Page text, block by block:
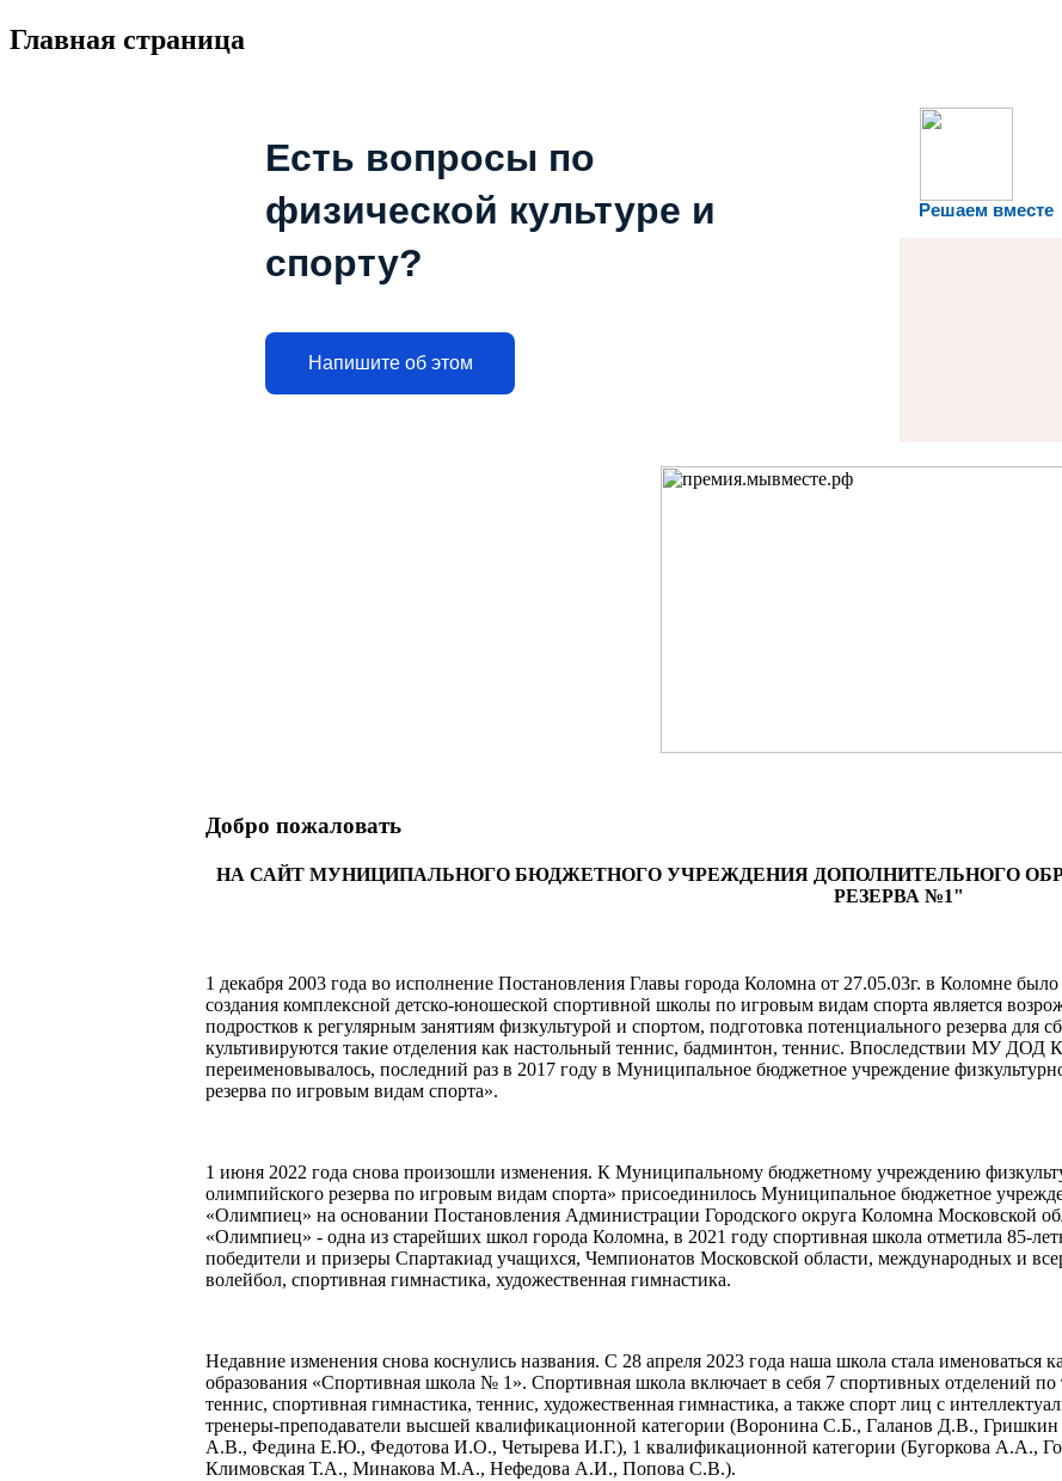
Главная страница
Решаем вместе
Есть вопросы по
физической культуре и
спорту?
Напишите об этом
Добро пожаловать
НА САЙТ МУНИЦИПАЛЬНОГО БЮДЖЕТНОГО УЧРЕЖДЕНИЯ ДОПОЛНИТЕЛЬНОГО
РЕЗЕРВА №1"
1 декабря 2003 года во исполнение Постановления Главы города Коломна от 27.05.03г. в
создания комплексной детско-юношеской спортивной школы по игровым видам спорта является
подростков к регулярным занятиям физкультурой и спортом, подготовка потенциального резерва
культивируются такие отделения как настольный теннис, бадминтон, теннис. Впоследствии МУ
переименовывалось, последний раз в 2017 году в Муниципальное бюджетное учреждение
резерва по игровым видам спорта».
1 июня 2022 года снова произошли изменения. К Муниципальному бюджетному учреждению
олимпийского резерва по игровым видам спорта» присоединилось Муниципальное бюджетное
«Олимпиец» на основании Постановления Администрации Городского округа Коломна
«Олимпиец» - одна из старейших школ города Коломна, в 2021 году спортивная школа отметила 85-
победители и призеры Спартакиад учащихся, Чемпионатов Московской области, международных и
волейбол, спортивная гимнастика, художественная гимнастика.
Недавние изменения снова коснулись названия. С 28 апреля 2023 года наша школа стала
образования «Спортивная школа № 1». Спортивная школа включает в себя 7 спортивных отделений
теннис, спортивная гимнастика, теннис, художественная гимнастика, а также спорт лиц с
тренеры-преподаватели высшей квалификационной категории (Воронина С.Б., Галанов Д.В.,
А.В., Федина Е.Ю., Федотова И.О., Четырева И.Г.), 1 квалификационной категории (Бугоркова А.А.,
Климовская Т.А., Минакова М.А., Нефедова А.И., Попова С.В.).